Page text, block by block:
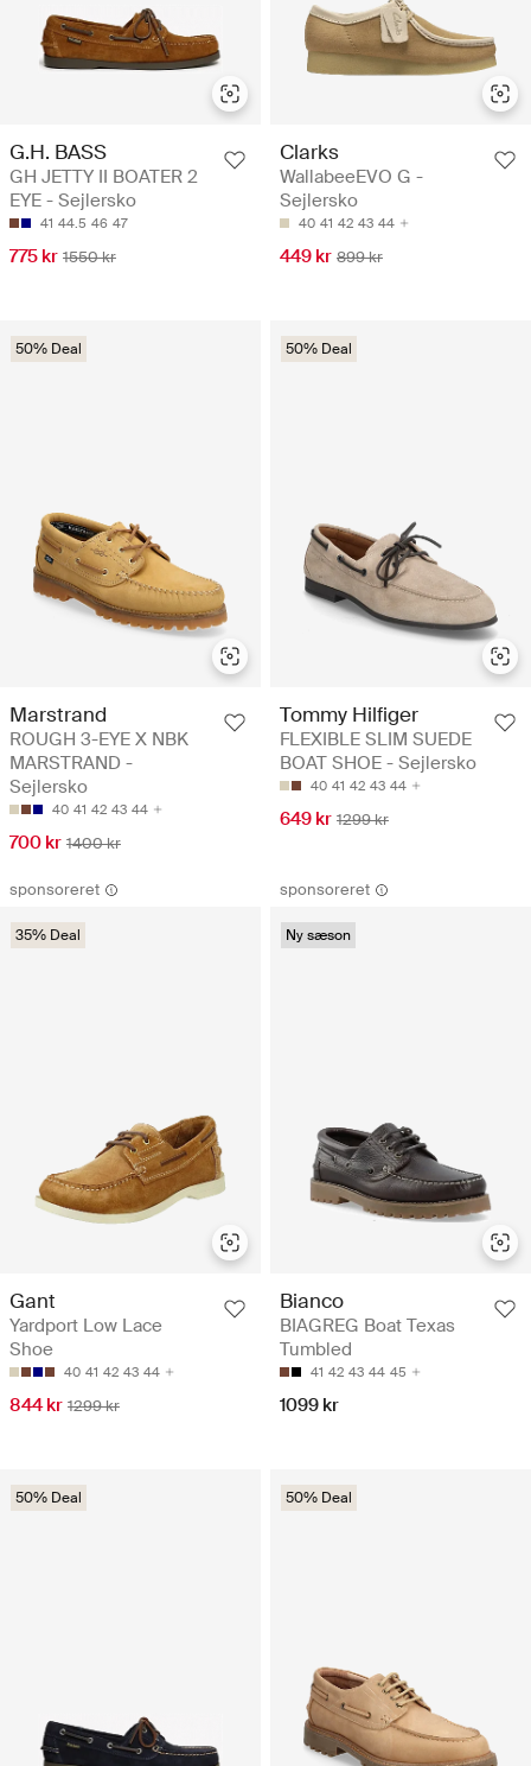
G.H. BASS
GH JETTY II BOATER 2
EYE - Sejlersko
41 44.5 46 47
775 kr 1550 kr
Clarks
WallabeeEVO G -
Sejlersko
40 41 42 43 44
449 kr 899 kr
50% Deal
Marstrand
ROUGH 3-EYE X NBK
MARSTRAND -
Sejlersko
40 41 42 43 44
700 kr 1400 kr
50% Deal
Tommy Hilfiger
FLEXIBLE SLIM SUEDE
BOAT SHOE - Sejlersko
40 41 42 43 44
649 kr 1299 kr
sponsoreret
35% Deal
Gant
Yardport Low Lace
Shoe
40 41 42 43 44
844 kr 1299 kr
sponsoreret
Ny sæson
Bianco
BIAGREG Boat Texas
Tumbled
41 42 43 44 45
1099 kr
50% Deal 50% Deal